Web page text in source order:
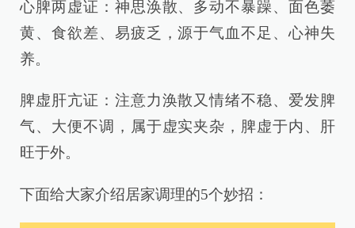
心脾两虚证：神思涣散、多动不暴躁、面色萎
黄、食欲差、易疲乏，源于气血不足、心神失
养。
脾虚肝亢证：注意力涣散又情绪不稳、爱发脾
气、大便不调，属于虚实夹杂，脾虚于内、肝
旺于外。
下面给大家介绍居家调理的5个妙招：